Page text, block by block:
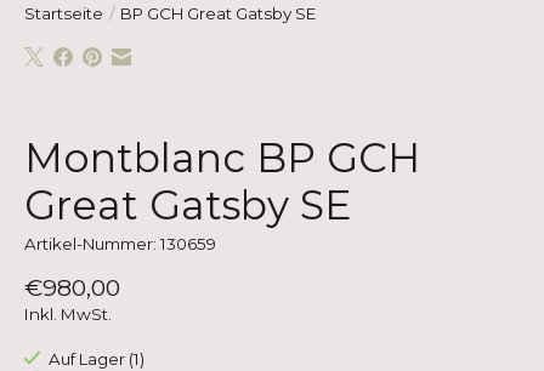
Startseite / BP GCH Great Gatsby SE
Montblanc BP GCH
Great Gatsby SE
Artikel-Nummer: 130659
€980,00
Inkl. MwSt.
Auf Lager (1)